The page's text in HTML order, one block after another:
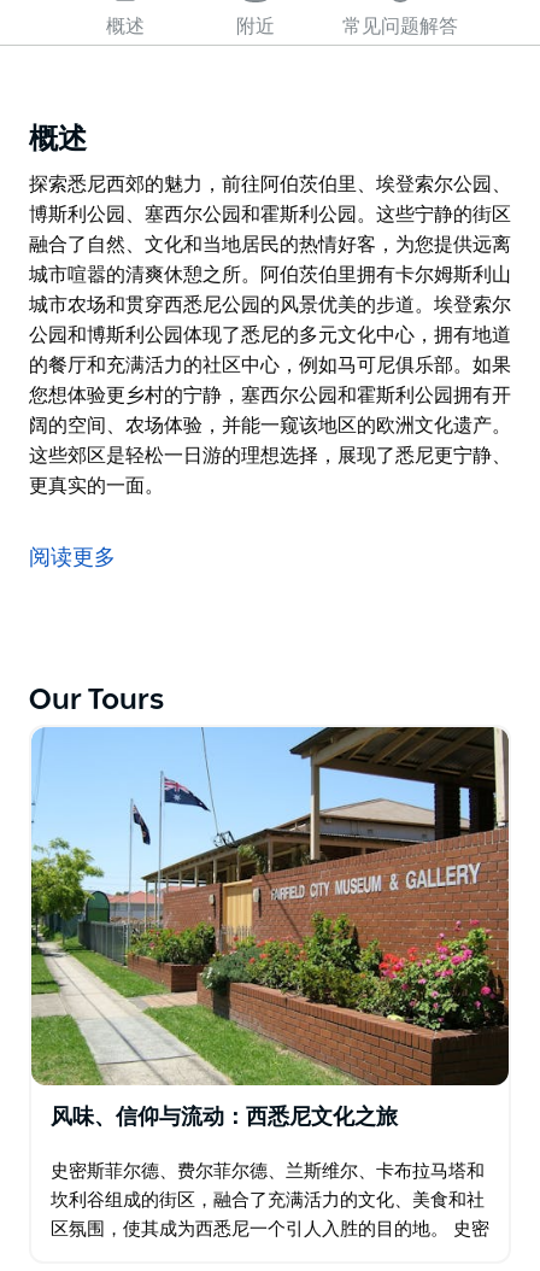
概述 附近 常见问题解答
概述
探索悉尼西郊的魅力，前往阿伯茨伯里、埃登索尔公园、
博斯利公园、塞西尔公园和霍斯利公园。这些宁静的街区
融合了自然、文化和当地居民的热情好客，为您提供远离
城市喧嚣的清爽休憩之所。阿伯茨伯里拥有卡尔姆斯利山
城市农场和贯穿西悉尼公园的风景优美的步道。埃登索尔
公园和博斯利公园体现了悉尼的多元文化中心，拥有地道
的餐厅和充满活力的社区中心，例如马可尼俱乐部。如果
您想体验更乡村的宁静，塞西尔公园和霍斯利公园拥有开
阔的空间、农场体验，并能一窥该地区的欧洲文化遗产。
这些郊区是轻松一日游的理想选择，展现了悉尼更宁静、
更真实的一面。
博斯利公园、塞西尔公园和霍斯利公园。这些宁静的街区
融合了自然、文化和当地居民的热情好客，为您提供远离
的餐厅和充满活力的社区中心，例如马可尼俱乐部。如果
您想体验更乡村的宁静，塞西尔公园和霍斯利公园拥有开
阔的空间、农场体验，并能一窥该地区的欧洲文化遗产。
这些郊区是轻松一日游的理想选择，展现了悉尼更宁静、
更真实的一面。
阅读更多
Our Tours
风味、信仰与流动：西悉尼文化之旅
史密斯菲尔德、费尔菲尔德、兰斯维尔、卡布拉马塔和
坎利谷组成的街区，融合了充满活力的文化、美食和社
区氛围，使其成为西悉尼一个引人入胜的目的地。 史密